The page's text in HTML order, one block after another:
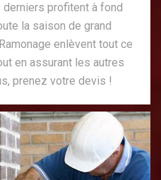
profitent à fond
la saison de grand
enlèvent tout ce
en assurant les autres
prenez votre devis !